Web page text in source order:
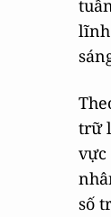
trữ
vực
số